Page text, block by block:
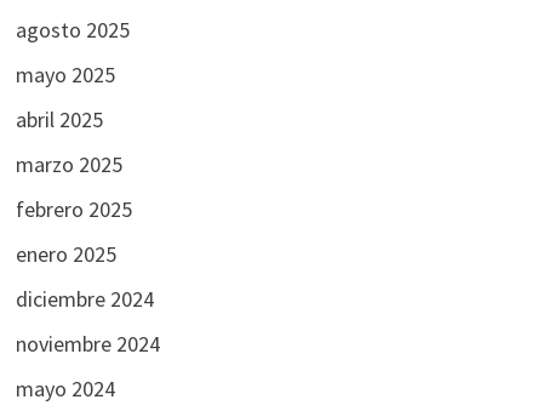
agosto 2025
mayo 2025
abril 2025
marzo 2025
febrero 2025
enero 2025
diciembre 2024
noviembre 2024
mayo 2024